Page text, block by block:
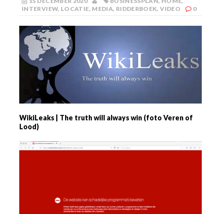
INTERVIEW, LOCATIE, MEDIA, RIDDERBOEK,VIDEO 0
WikiLeaks | The truth will always win (foto Veren of
Lood)